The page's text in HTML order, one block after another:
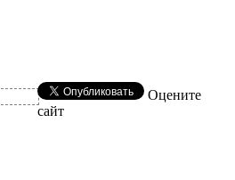
Оцените
сайт